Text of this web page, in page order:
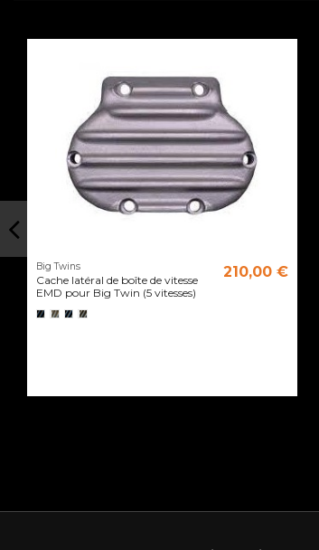
Big Twins
Cache latéral de boîte de vitesse
EMD pour Big Twin (5 vitesses)
210,00 €